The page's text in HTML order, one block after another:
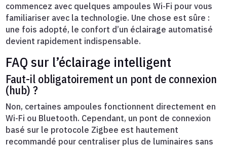
commencez avec quelques ampoules Wi-Fi pour vous
familiariser avec la technologie. Une chose est sûre :
une fois adopté, le confort d’un éclairage automatisé
devient rapidement indispensable.
FAQ sur l’éclairage intelligent
Faut-il obligatoirement un pont de connexion
(hub) ?
Non, certaines ampoules fonctionnent directement en
Wi-Fi ou Bluetooth. Cependant, un pont de connexion
basé sur le protocole Zigbee est hautement
recommandé pour centraliser plus de luminaires sans